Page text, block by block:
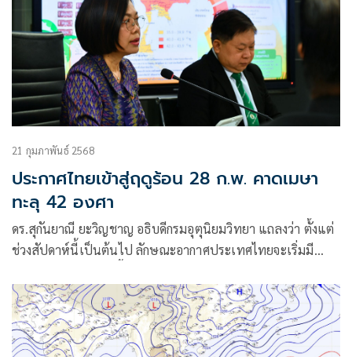
21 กุมภาพันธ์ 2568
ประกาศไทยเข้าสู่ฤดูร้อน 28 ก.พ. คาดเมษา
ทะลุ 42 องศา
ดร.สุกันยาณี ยะวิญชาญ อธิบดีกรมอุตุนิยมวิทยา แถลงว่า ตั้งแต่
ช่วงสัปดาห์นี้เป็นต้นไป ลักษณะอากาศประเทศไทยจะเริ่มมี